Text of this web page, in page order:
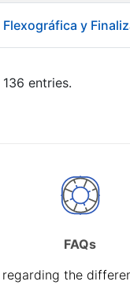
y
entries.
FAQs
the